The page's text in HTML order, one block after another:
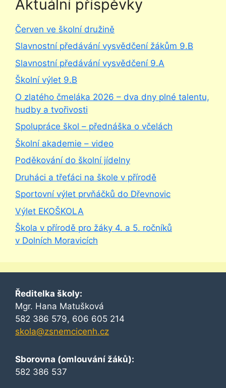
Aktuální příspěvky
Červen ve školní družině
Slavnostní předávání vysvědčení žákům 9.B
Slavnostní předávání vysvědčení 9.A
Školní výlet 9.B
O zlatého čmeláka 2026 – dva dny plné talentu,
hudby a tvořivosti
Spolupráce škol – přednáška o včelách
Školní akademie – video
Poděkování do školní jídelny
Druháci a třeťáci na škole v přírodě
Sportovní výlet prvňáčků do Dřevnovic
Výlet EKOŠKOLA
Škola v přírodě pro žáky 4. a 5. ročníků
v Dolních Moravicích
Ředitelka školy:
Mgr. Hana Matušková
582 386 579, 606 605 214
skola@zsnemcicenh.cz
Sborovna (omlouvání žáků):
582 386 537